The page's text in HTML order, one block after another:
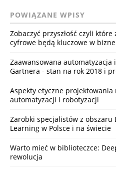
POWIĄZANE WPISY
Zobaczyć przyszłość czyli
cyfrowe będą kluczowe w
Zaawansowana automatyzacja
Gartnera - stan na rok 2018 i
Aspekty etyczne
automatyzacji i robotyzacji
Zarobki specjalistów z obszaru
Learning w Polsce i na świecie
Warto mieć w biblioteczce:
rewolucja